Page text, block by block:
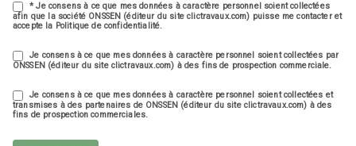
* Je consens à ce que mes données à caractère personnel soient collectées
afin que la société ONSSEN (éditeur du site clictravaux.com) puisse me contacter et
accepte la Politique de confidentialité.
Je consens à ce que mes données à caractère personnel soient collectées par
ONSSEN (éditeur du site clictravaux.com) à des fins de prospection commerciale.
Je consens à ce que mes données à caractère personnel soient collectées et
transmises à des partenaires de ONSSEN (éditeur du site clictravaux.com) à des
fins de prospection commerciales.